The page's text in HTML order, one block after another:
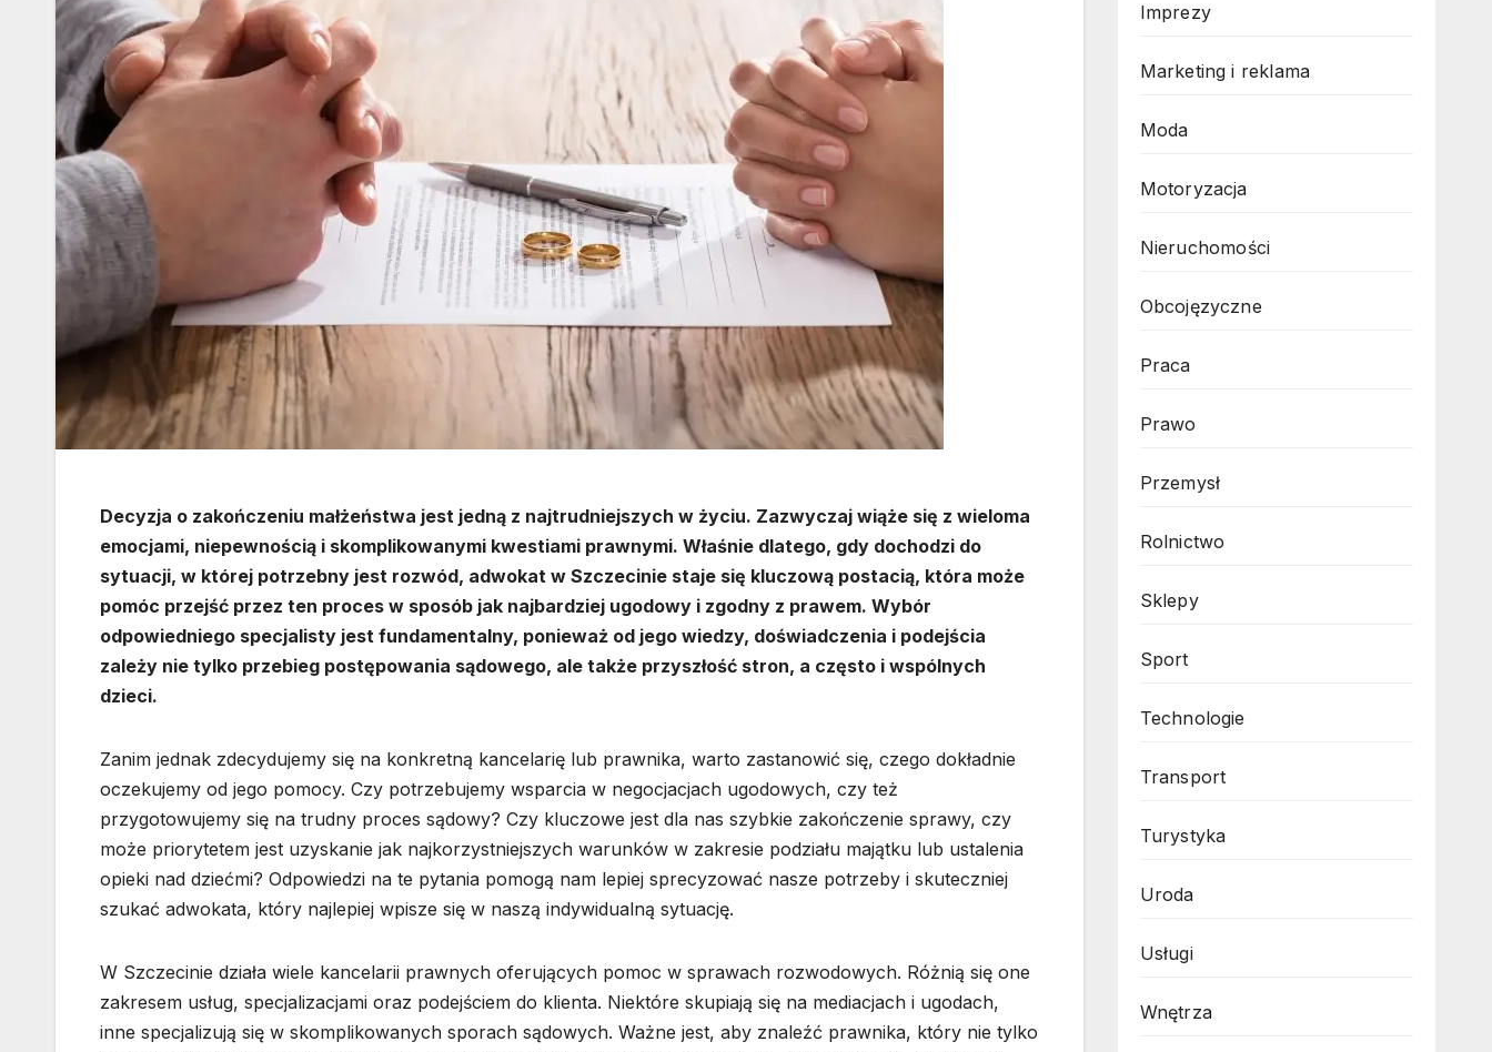
Decyzja o zakończeniu małżeństwa jest jedną z najtrudniejszych w życiu. Zazwyczaj wiąże się z wieloma
emocjami, niepewnością i skomplikowanymi kwestiami prawnymi. Właśnie dlatego, gdy dochodzi do
sytuacji, w której potrzebny jest rozwód, adwokat w Szczecinie staje się kluczową postacią, która może
pomóc przejść przez ten proces w sposób jak najbardziej ugodowy i zgodny z prawem. Wybór
odpowiedniego specjalisty jest fundamentalny, ponieważ od jego wiedzy, doświadczenia i podejścia
zależy nie tylko przebieg postępowania sądowego, ale także przyszłość stron, a często i wspólnych
dzieci.
Zanim jednak zdecydujemy się na konkretną kancelarię lub prawnika, warto zastanowić się, czego dokładnie
oczekujemy od jego pomocy. Czy potrzebujemy wsparcia w negocjacjach ugodowych, czy też
przygotowujemy się na trudny proces sądowy? Czy kluczowe jest dla nas szybkie zakończenie sprawy, czy
może priorytetem jest uzyskanie jak najkorzystniejszych warunków w zakresie podziału majątku lub ustalenia
opieki nad dziećmi? Odpowiedzi na te pytania pomogą nam lepiej sprecyzować nasze potrzeby i skuteczniej
szukać adwokata, który najlepiej wpisze się w naszą indywidualną sytuację.
W Szczecinie działa wiele kancelarii prawnych oferujących pomoc w sprawach rozwodowych. Różnią się one
zakresem usług, specjalizacjami oraz podejściem do klienta. Niektóre skupiają się na mediacjach i ugodach,
inne specjalizują się w skomplikowanych sporach sądowych. Ważne jest, aby znaleźć prawnika, który nie tylko
Imprezy
Marketing i reklama
Moda
Motoryzacja
Nieruchomości
Obcojęzyczne
Praca
Prawo
Przemysł
Rolnictwo
Sklepy
Sport
Technologie
Transport
Turystyka
Uroda
Usługi
Wnętrza